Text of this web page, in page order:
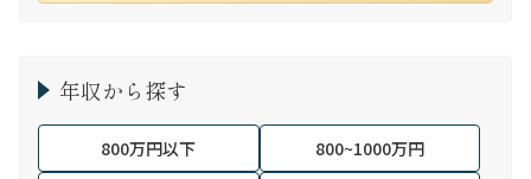
年収から探す
800万円以下
800~1000万円